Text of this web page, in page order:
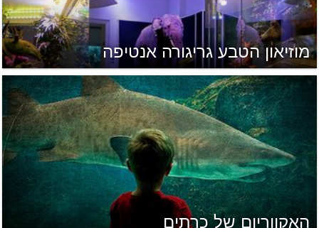
מוזיאון הטבע גריגורה אנטיפה
האקווריום של כרתים